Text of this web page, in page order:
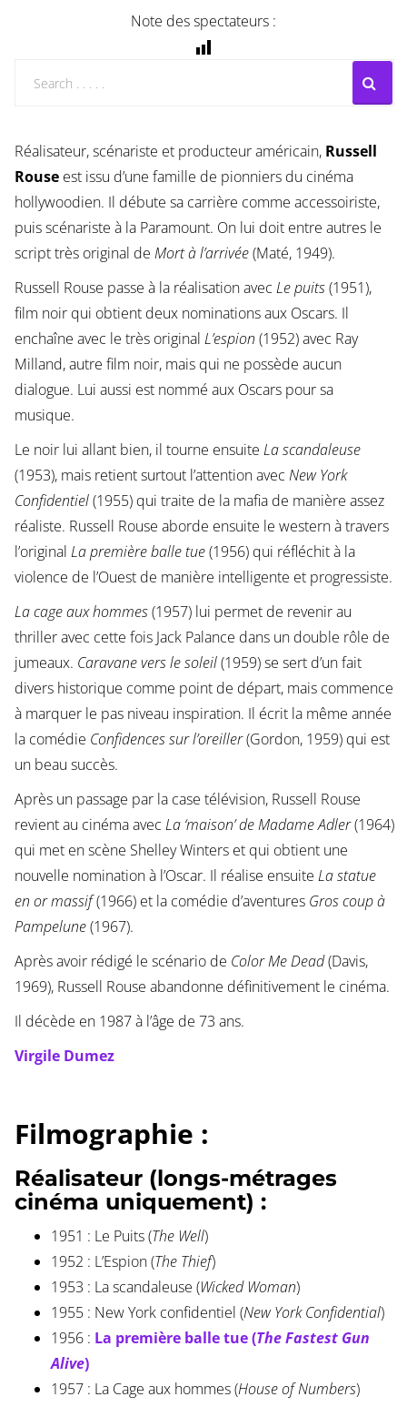
Note des spectateurs :
Réalisateur, scénariste et producteur américain, Russell
Rouseest issu d’une famille de pionniers du cinéma
hollywoodien. Il débute sa carrière comme accessoiriste,
puis scénariste à la Paramount. On lui doit entre autres le
script très original de Mort à l’arrivée(Maté, 1949).
Russell Rouse passe à la réalisation avec Le puits(1951),
film noir qui obtient deux nominations aux Oscars. Il
enchaîne avec le très original L’espion (1952) avec Ray
Milland, autre film noir, mais qui ne possède aucun
dialogue. Lui aussi est nommé aux Oscars pour sa
musique.
Le noir lui allant bien, il tourne ensuite La scandaleuse
(1953), mais retient surtout l’attention avec New York
Confidentiel(1955) qui traite de la mafia de manière assez
réaliste. Russell Rouse aborde ensuite le western à travers
l’original La première balle tue(1956) qui réfléchit à la
violence de l’Ouest de manière intelligente et progressiste.
La cage aux hommes(1957) lui permet de revenir au
thriller avec cette fois Jack Palance dans un double rôle de
jumeaux. Caravane vers le soleil(1959) se sert d’un fait
divers historique comme point de départ, mais commence
à marquer le pas niveau inspiration. Il écrit la même année
la comédie Confidences sur l’oreiller(Gordon, 1959) qui est
un beau succès.
Après un passage par la case télévision, Russell Rouse
revient au cinéma avec La ‘maison’ de Madame Adler(1964)
qui met en scène Shelley Winters et qui obtient une
nouvelle nomination à l’Oscar. Il réalise ensuite La statue
en or massif(1966) et la comédie d’aventures Gros coup à
Pampelune(1967).
Après avoir rédigé le scénario de Color Me Dead(Davis,
1969), Russell Rouse abandonne définitivement le cinéma.
Il décède en 1987 à l’âge de 73 ans.
Virgile Dumez
Filmographie :
Réalisateur (longs-métrages
cinéma uniquement) :
1951 : Le Puits (The Well)
1952 : L’Espion (The Thief)
1953 : La scandaleuse (Wicked Woman)
1955 : New York confidentiel (New York Confidential)
1956 : La première balle tue (The Fastest Gun
Alive)
1957 : La Cage aux hommes (House of Numbers)